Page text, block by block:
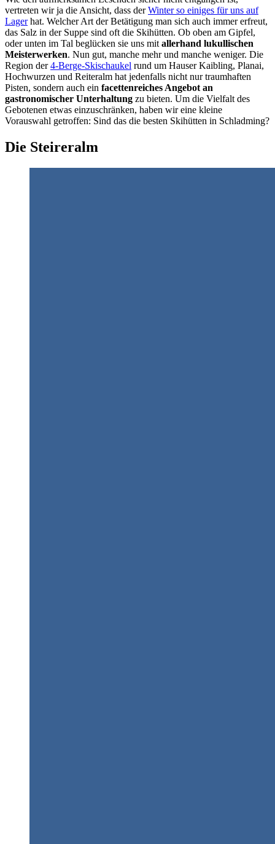
vertreten wir ja die Ansicht, dass derWinter so einiges für uns auf
Lagerhat. Welcher Art der Betätigung man sich auch immer erfreut,
das Salz in der Suppe sind oft die Skihütten. Ob oben am Gipfel,
oder unten im Tal beglücken sie uns mit allerhand lukullischen
Meisterwerken. Nun gut, manche mehr und manche weniger. Die
Region der4-Berge-Skischaukel rund um Hauser Kaibling, Planai,
Hochwurzen und Reiteralm hat jedenfalls nicht nur traumhaften
Pisten, sondern auch ein facettenreiches Angebot an
gastronomischer Unterhaltung zu bieten. Um die Vielfalt des
Gebotenen etwas einzuschränken, haben wir eine kleine
Vorauswahl getroffen: Sind das die besten Skihütten in Schladming?
Die Steireralm